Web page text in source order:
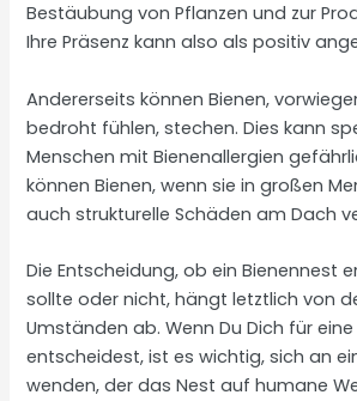
Bestäubung von Pflanzen und zur
Ihre Präsenz kann also als positiv
Andererseits können Bienen,
bedroht fühlen, stechen. Dies kann
Menschen mit Bienenallergien
können Bienen, wenn sie in großen
auch strukturelle Schäden am Dach
Die Entscheidung, ob ein Bienennest
sollte oder nicht, hängt letztlich von
Umständen ab. Wenn Du Dich für
entscheidest, ist es wichtig, sich an
wenden, der das Nest auf humane